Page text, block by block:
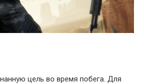
цель во время побега. Для